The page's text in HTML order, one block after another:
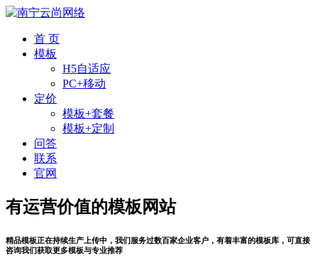
首 页
模板
H5自适应
PC+移动
定价
模板+套餐
模板+定制
问答
联系
官网
有运营价值的模板网站
精品模板正在持续生产上传中，我们服务过数百家企业客户，有着丰富的模板库，可直接
咨询我们获取更多模板与专业推荐